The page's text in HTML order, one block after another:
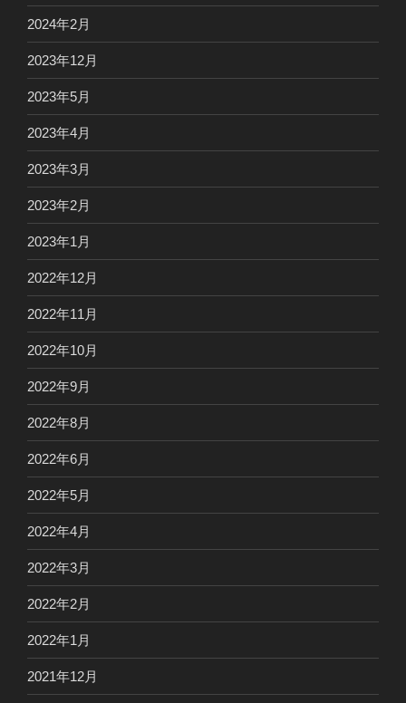
2024年2月
2023年12月
2023年5月
2023年4月
2023年3月
2023年2月
2023年1月
2022年12月
2022年11月
2022年10月
2022年9月
2022年8月
2022年6月
2022年5月
2022年4月
2022年3月
2022年2月
2022年1月
2021年12月